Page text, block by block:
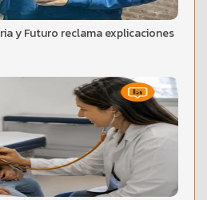
y Futuro reclama explicaciones